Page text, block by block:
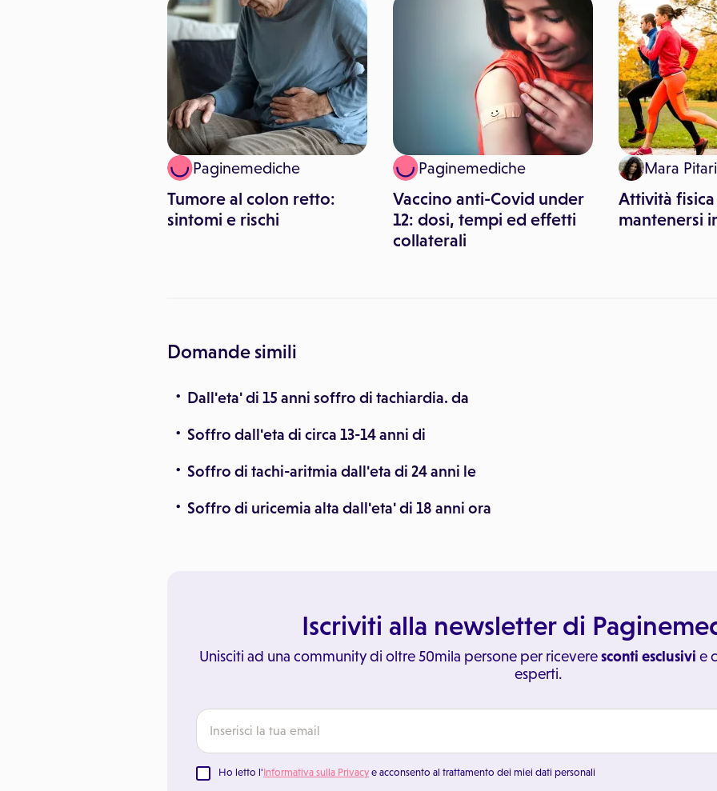
Paginemediche
Tumore al colon retto:
sintomi e rischi
Paginemediche
Vaccino anti-Covid under
12: dosi, tempi ed effetti
collaterali
Mara Pitari
Attività
mantenersi
Domande simili
Dall'eta' di 15 anni soffro di tachiardia. da
Soffro dall'eta di circa 13-14 anni di
Soffro di tachi-aritmia dall'eta di 24 anni le
Soffro di uricemia alta dall'eta' di 18 anni ora
Iscriviti alla newsletter di
Unisciti ad una community di oltre 50mila persone per riceveresconti esclusivi e
esperti.
Ho letto l'Informativa sulla Privacy e acconsento al trattamento dei miei dati personali